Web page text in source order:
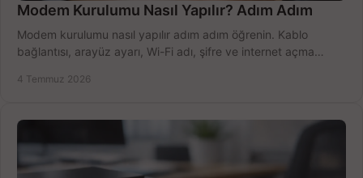
Modem Kurulumu Nasıl Yapılır? Adım Adım
Modem kurulumu nasıl yapılır adım adım öğrenin. Kablo
bağlantısı, arayüz ayarı, Wi-Fi adı, şifre ve internet açma
4 Temmuz 2026